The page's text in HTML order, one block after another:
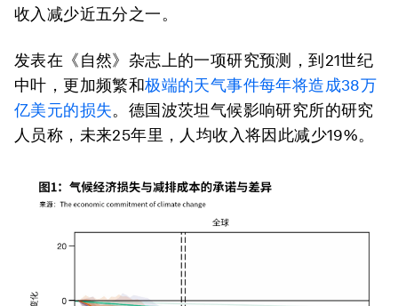
收入减少近五分之一。
发表在《自然》杂志上的一项研究预测，到21世纪
中叶，更加频繁和极端的天气事件每年将造成38万
亿美元的损失。德国波茨坦气候影响研究所的研究
人员称，未来25年里，人均收入将因此减少19%。